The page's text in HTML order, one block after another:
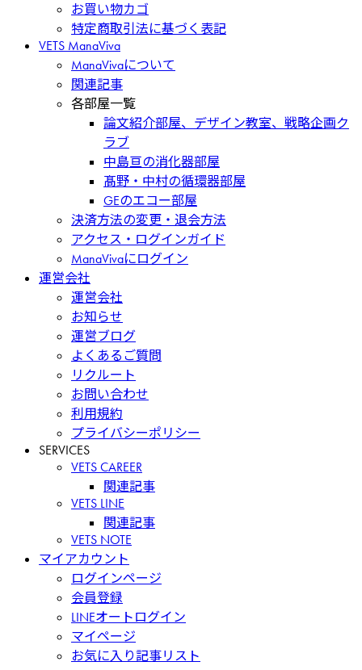
お買い物カゴ
特定商取引法に基づく表記
VETS ManaViva
ManaVivaについて
関連記事
各部屋一覧
論文紹介部屋、デザイン教室、戦略企画ク
ラブ
中島亘の消化器部屋
髙野・中村の循環器部屋
GEのエコー部屋
決済方法の変更・退会方法
アクセス・ログインガイド
ManaVivaにログイン
運営会社
運営会社
お知らせ
運営ブログ
よくあるご質問
リクルート
お問い合わせ
利用規約
プライバシーポリシー
SERVICES
VETS CAREER
関連記事
VETS LINE
関連記事
VETS NOTE
マイアカウント
ログインページ
会員登録
LINEオートログイン
マイページ
お気に入り記事リスト